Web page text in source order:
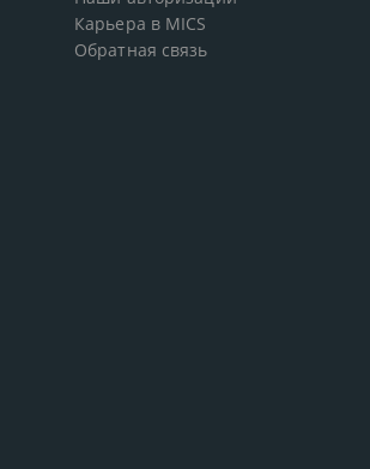
Карьера в MICS
Обратная связь